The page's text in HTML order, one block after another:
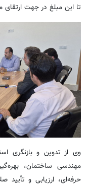
تا این مبلغ در جهت ارتقای
وی از تدوین و بازنگری
مهندسی ساختمان،
حرفه‌ای، ارزیابی و تأیید